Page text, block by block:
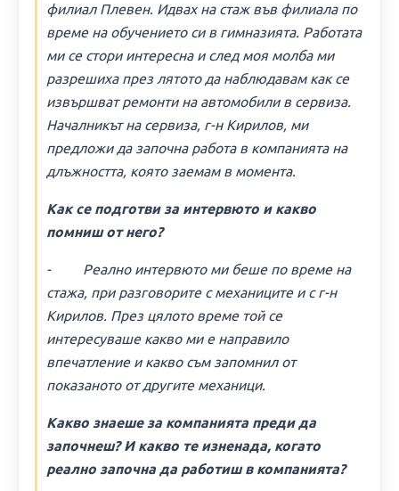
филиал Плевен. Идвах на стаж във филиала по
време на обучението си в гимназията. Работата
ми се стори интересна и след моя молба ми
разрешиха през лятото да наблюдавам как се
извършват ремонти на автомобили в сервиза.
Началникът на сервиза, г-н Кирилов, ми
предложи да започна работа в компанията на
длъжността, която заемам в момента.
Как се подготви за интервюто и какво
помниш от него?
- Реално интервюто ми беше по време на
стажа, при разговорите с механиците и с г-н
Кирилов. През цялото време той се
интересуваше какво ми е направило
впечатление и какво съм запомнил от
показаното от другите механици.
Какво знаеше за компанията преди да
започнеш? И какво те изненада, когато
реално започна да работиш в компанията?